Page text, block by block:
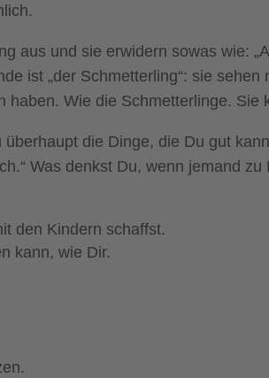
aus und sie erwidern sowas wie:
ist „der Schmetterling“: sie
Wie die Schmetterlinge. Sie
die Dinge, die Du gut
Was denkst Du, wenn jemand zu
den Kindern schaffst.
kann, wie Dir.